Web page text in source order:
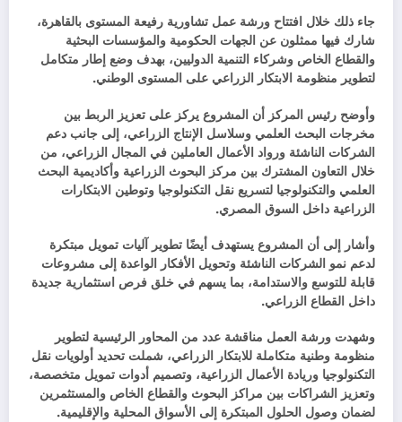
جاء ذلك خلال افتتاح ورشة عمل تشاورية رفيعة المستوى بالقاهرة،
شارك فيها ممثلون عن الجهات الحكومية والمؤسسات البحثية
والقطاع الخاص وشركاء التنمية الدوليين، بهدف وضع إطار متكامل
لتطوير منظومة الابتكار الزراعي على المستوى الوطني.
وأوضح رئيس المركز أن المشروع يركز على تعزيز الربط بين
مخرجات البحث العلمي وسلاسل الإنتاج الزراعي، إلى جانب دعم
الشركات الناشئة ورواد الأعمال العاملين في المجال الزراعي، من
خلال التعاون المشترك بين مركز البحوث الزراعية وأكاديمية البحث
العلمي والتكنولوجيا لتسريع نقل التكنولوجيا وتوطين الابتكارات
الزراعية داخل السوق المصري.
وأشار إلى أن المشروع يستهدف أيضًا تطوير آليات تمويل مبتكرة
لدعم نمو الشركات الناشئة وتحويل الأفكار الواعدة إلى مشروعات
قابلة للتوسع والاستدامة، بما يسهم في خلق فرص استثمارية جديدة
داخل القطاع الزراعي.
وشهدت ورشة العمل مناقشة عدد من المحاور الرئيسية لتطوير
منظومة وطنية متكاملة للابتكار الزراعي، شملت تحديد أولويات نقل
التكنولوجيا وريادة الأعمال الزراعية، وتصميم أدوات تمويل متخصصة،
وتعزيز الشراكات بين مراكز البحوث والقطاع الخاص والمستثمرين
لضمان وصول الحلول المبتكرة إلى الأسواق المحلية والإقليمية.